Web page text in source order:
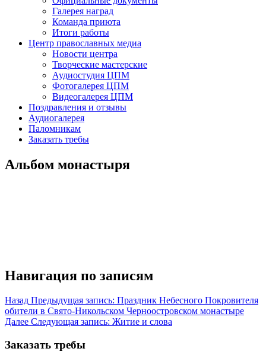
Галерея наград
Команда приюта
Итоги работы
Центр православных медиа
Новости центра
Творческие мастерские
Аудиостудия ЦПМ
Фотогалерея ЦПМ
Видеогалерея ЦПМ
Поздравления и отзывы
Аудиогалерея
Паломникам
Заказать требы
Альбом монастыря
Навигация по записям
Назад Предыдущая запись: Праздник Небесного Покровителя
обители в Свято-Никольском Черноостровском монастыре
Далее Следующая запись: Житие и слова
Заказать требы